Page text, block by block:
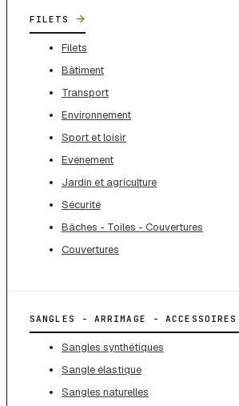
FILETS →
Filets
Bâtiment
Transport
Environnement
Sport et loisir
Evénement
Jardin et agriculture
Sécurité
Bâches - Toiles - Couvertures
Couvertures
SANGLES - ARRIMAGE - ACCESSOIRES
Sangles synthétiques
Sangle élastique
Sangles naturelles